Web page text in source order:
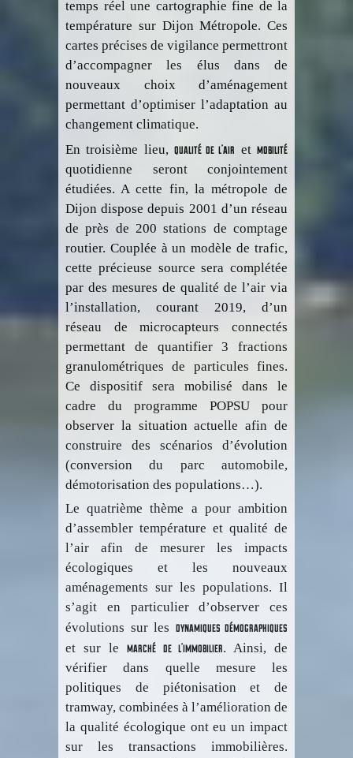
temps réel une cartographie fine de la
température sur Dijon Métropole. Ces
cartes précises de vigilance permettront
d’accompagner les élus dans de
nouveaux choix d’aménagement
permettant d’optimiser l’adaptation au
changement climatique.
En troisième lieu, qualité de l’air etmobilité
quotidienne seront conjointement
étudiées. A cette fin, la métropole de
Dijon dispose depuis 2001 d’un réseau
de près de 200 stations de comptage
routier. Couplée à un modèle de trafic,
cette précieuse source sera complétée
par des mesures de qualité de l’air via
l’installation, courant 2019, d’un
réseau de microcapteurs connectés
permettant de quantifier 3 fractions
granulométriques de particules fines.
Ce dispositif sera mobilisé dans le
cadre du programme POPSU pour
observer la situation actuelle afin de
construire des scénarios d’évolution
(conversion du parc automobile,
démotorisation des populations…).
Le quatrième thème a pour ambition
d’assembler température et qualité de
l’air afin de mesurer les impacts
écologiques et les nouveaux
aménagements sur les populations. Il
s’agit en particulier d’observer ces
évolutions sur les dynamiques démographiques
et sur lemarché de l’immobilier. Ainsi, de
vérifier dans quelle mesure les
politiques de piétonisation et de
tramway, combinées à l’amélioration de
la qualité écologique ont eu un impact
sur les transactions immobilières.